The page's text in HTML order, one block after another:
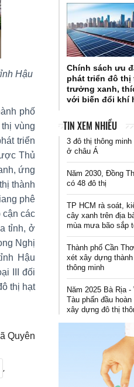
Hậu
phố
vùng
triển
Thủ
ứng
thành
phê
cận các
tỉnh, ở
Nghị
Hậu
III đối
thị hạt
Quyên
,
Chính sách ưu
phát triển đô thị
trưởng xanh,
với biến đổi khí
TIN XEM NHIỀU
3 đô thị thông minh
ở châu Á
Năm 2030, Đồng
có 48 đô thị
TP HCM rà soát,
cây xanh trên địa
mùa mưa bão sắp
Thành phố Cần
xét xây dựng thành
thông minh
Năm 2025 Bà Rịa -
Tàu phấn đầu hoàn
xây dựng đô thị